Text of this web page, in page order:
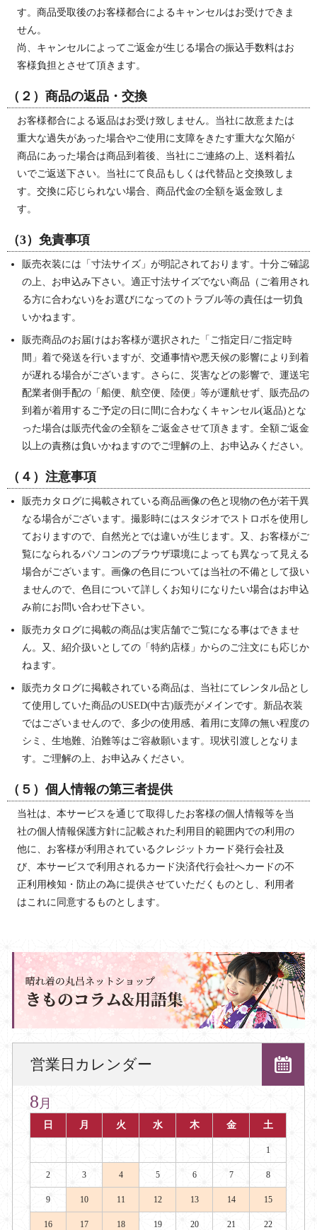
す。商品受取後のお客様都合によるキャンセルはお受けできま
せん。
尚、キャンセルによってご返金が生じる場合の振込手数料はお
客様負担とさせて頂きます。
（２）商品の返品・交換
お客様都合による返品はお受け致しません。当社に故意または
重大な過失があった場合やご使用に支障をきたす重大な欠陥が
商品にあった場合は商品到着後、当社にご連絡の上、送料着払
いでご返送下さい。当社にて良品もしくは代替品と交換致しま
す。交換に応じられない場合、商品代金の全額を返金致しま
す。
（3）免責事項
販売衣装には「寸法サイズ」が明記されております。十分ご確認
の上、お申込み下さい。適正寸法サイズでない商品（ご着用され
る方に合わない)をお選びになってのトラブル等の責任は一切負
いかねます。
販売商品のお届けはお客様が選択された「ご指定日/ご指定時
間」着で発送を行いますが、交通事情や悪天候の影響により到着
が遅れる場合がございます。さらに、災害などの影響で、運送宅
配業者側手配の「船便、航空便、陸便」等が運航せず、販売品の
到着が着用するご予定の日に間に合わなくキャンセル(返品)とな
った場合は販売代金の全額をご返金させて頂きます。全額ご返金
以上の責務は負いかねますのでご理解の上、お申込みください。
（４）注意事項
販売カタログに掲載されている商品画像の色と現物の色が若干異
なる場合がございます。撮影時にはスタジオでストロボを使用し
ておりますので、自然光とでは違いが生じます。又、お客様がご
覧になられるパソコンのブラウザ環境によっても異なって見える
場合がございます。画像の色目については当社の不備として扱い
ませんので、色目について詳しくお知りになりたい場合はお申込
み前にお問い合わせ下さい。
販売カタログに掲載の商品は実店舗でご覧になる事はできませ
ん。又、紹介扱いとしての「特約店様」からのご注文にも応じか
ねます。
販売カタログに掲載されている商品は、当社にてレンタル品とし
て使用していた商品のUSED(中古)販売がメインです。新品衣装
ではございませんので、多少の使用感、着用に支障の無い程度の
シミ、生地難、泊難等はご容赦願います。現状引渡しとなりま
す。ご理解の上、お申込みください。
（５）個人情報の第三者提供
当社は、本サービスを通じて取得したお客様の個人情報等を当
社の個人情報保護方針に記載された利用目的範囲内での利用の
他に、お客様が利用されているクレジットカード発行会社及
び、本サービスで利用されるカード決済代行会社へカードの不
正利用検知・防止の為に提供させていただくものとし、利用者
はこれに同意するものとします。
営業日カレンダー
8 月
日 月 火 水 木 金 土
1
2 3 4 5 6 7 8
9 10 11 12 13 14 15
16 17 18 19 20 21 22